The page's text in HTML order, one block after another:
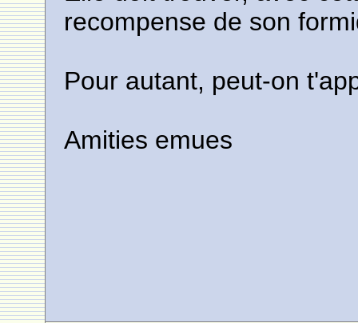
recompense de son
Pour autant, peut-on
Amities emues